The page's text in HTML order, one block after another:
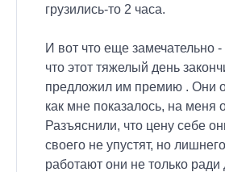
грузились-то 2 часа.
И вот что еще замечательно -
что этот тяжелый день
предложил им премию . Они
как мне показалось, на меня
Разъяснили, что цену себе
своего не упустят, но
работают они не только ради